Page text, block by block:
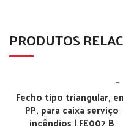
PRODUTOS
Fecho tipo triangular,
PP, para caixa serviço
incêndios | FE007 B